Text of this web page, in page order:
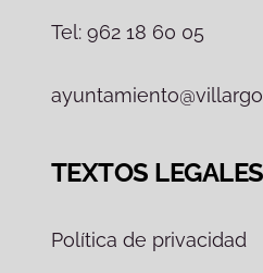
Tel: 962 18 60 05
TEXTOS
Política de privacidad